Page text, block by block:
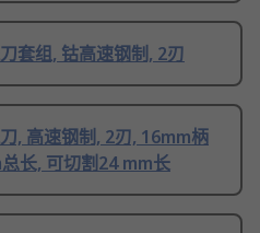
套组, 钴高速钢制, 2刃
, 高速钢制, 2刃, 16mm柄
长, 可切割24 mm长